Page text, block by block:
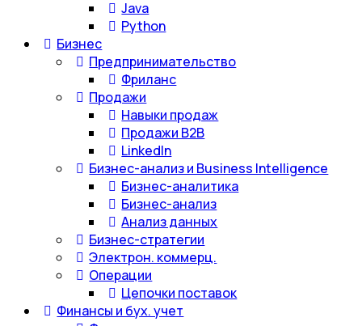
Java
Python
Бизнес
Предпринимательство
Фриланс
Продажи
Навыки продаж
Продажи B2B
LinkedIn
Бизнес-анализ и Business Intelligence
Бизнес-аналитика
Бизнес-анализ
Анализ данных
Бизнес-стратегии
Электрон. коммерц.
Операции
Цепочки поставок
Финансы и бух. учет